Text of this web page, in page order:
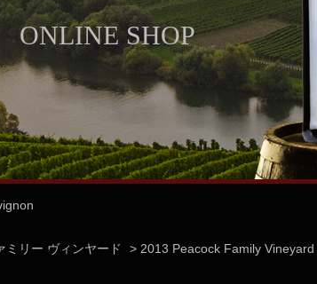
ONLINE SHOP
ミリー ヴィンヤード > 2013 Peacock Family